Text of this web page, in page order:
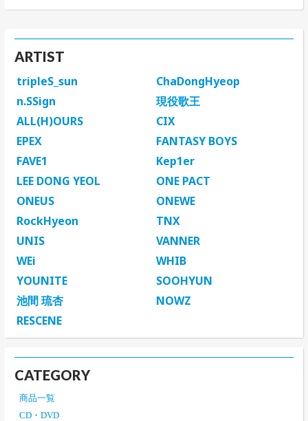
ARTIST
tripleS_sun
ChaDongHyeop
n.SSign
現役歌王
ALL(H)OURS
CIX
EPEX
FANTASY BOYS
FAVE1
Kep1er
LEE DONG YEOL
ONE PACT
ONEUS
ONEWE
RockHyeon
TNX
UNIS
VANNER
WEi
WHIB
YOUNITE
SOOHYUN
池間 琉杏
NOWZ
RESCENE
CATEGORY
商品一覧
CD・DVD